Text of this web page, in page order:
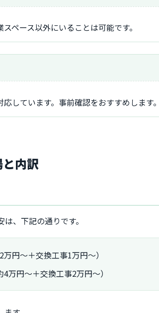
ペース以外にいることは可能です。
しています。事前確認をおすすめします。
内訳
、下記の通りです。
万円～＋交換工事1万円～）
4万円～＋交換工事2万円～）